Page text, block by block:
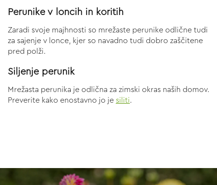
Perunike v loncih in koritih
Zaradi svoje majhnosti so mrežaste perunike odlične tudi
za sajenje v lonce, kjer so navadno tudi dobro zaščitene
pred polži.
Siljenje perunik
Mrežasta perunika je odlična za zimski okras naših domov.
Preverite kako enostavno jo je siliti.